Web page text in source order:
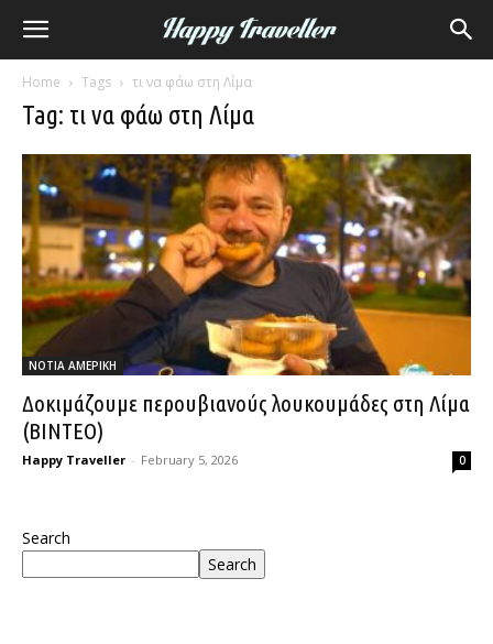
Home Tags τι να φάω στη Λίμα
Tag: τι να φάω στη Λίμα
ΝΟΤΙΑ ΑΜΕΡΙΚΗ
Δοκιμάζουμε περουβιανούς λουκουμάδες στη Λίμα
(ΒΙΝΤΕΟ)
Happy Traveller - February 5, 2026 0
Search
Search